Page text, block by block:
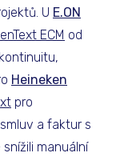
U E.ON
ECM od
Heineken
pro
a faktur s
manuální